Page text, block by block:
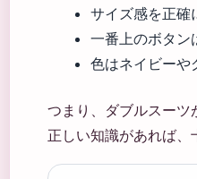
サイズ感を正確
一番上のボタン
色はネイビーや
つまり、ダブルスーツ
正しい知識があれば